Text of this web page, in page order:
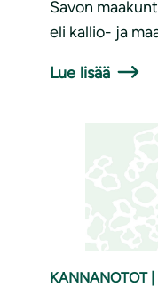
Savon
eli kallio- ja
Lue lisää
KANNANOTOT